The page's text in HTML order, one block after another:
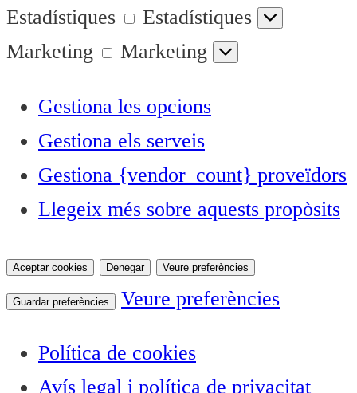
Estadístiques
Estadístiques
Marketing
Marketing
Gestiona les opcions
Gestiona els serveis
Gestiona {vendor_count} proveïdors
Llegeix més sobre aquests propòsits
Aceptar cookies Denegar Veure preferències
Guardar preferències Veure preferències
Política de cookies
Avís legal i política de privacitat